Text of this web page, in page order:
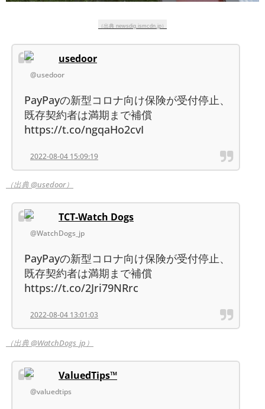
（出典 newsdig.ismcdn.jp）
usedoor
@usedoor
PayPayの新型コロナ向け保険が受付停止、
既存契約者は満期まで補償
https://t.co/ngqaHo2cvI
2022-08-04 15:09:19
（出典 @usedoor）
TCT-Watch Dogs
@WatchDogs_jp
PayPayの新型コロナ向け保険が受付停止、
既存契約者は満期まで補償
https://t.co/2Jri79NRrc
2022-08-04 13:01:03
（出典 @WatchDogs_jp）
ValuedTips™
@valuedtips